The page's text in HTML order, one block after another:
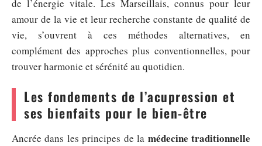
de l’énergie vitale. Les Marseillais, connus pour leur
amour de la vie et leur recherche constante de qualité de
vie, s’ouvrent à ces méthodes alternatives, en
complément des approches plus conventionnelles, pour
trouver harmonie et sérénité au quotidien.
Les fondements de l’acupression et
ses bienfaits pour le bien-être
Ancrée dans les principes de la médecine traditionnelle